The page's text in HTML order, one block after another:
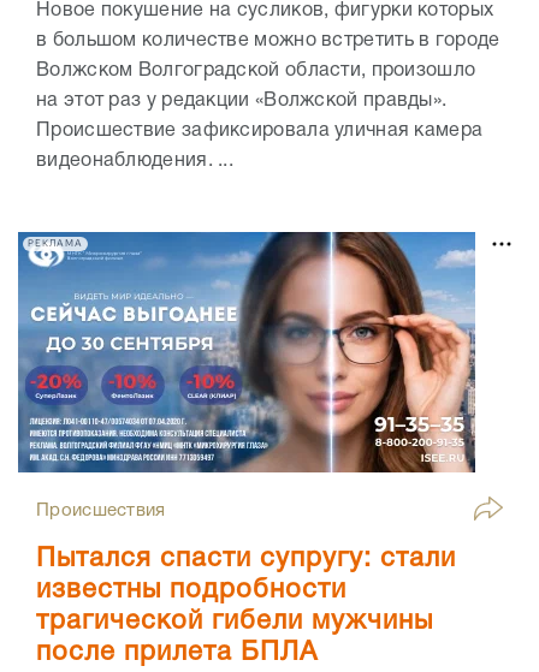
Новое покушение на сусликов, фигурки которых
в большом количестве можно встретить в городе
Волжском Волгоградской области, произошло
на этот раз у редакции «Волжской правды».
Происшествие зафиксировала уличная камера
видеонаблюдения. ...
РЕКЛАМА
Происшествия
Пытался спасти супругу: стали
известны подробности
трагической гибели мужчины
после прилета БПЛА